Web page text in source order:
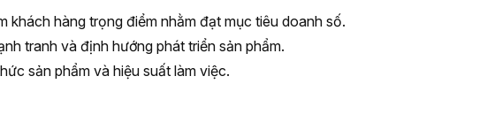
khách hàng trọng điểm nhằm đạt mục tiêu doanh số.
tranh và định hướng phát triển sản phẩm.
sản phẩm và hiệu suất làm việc.